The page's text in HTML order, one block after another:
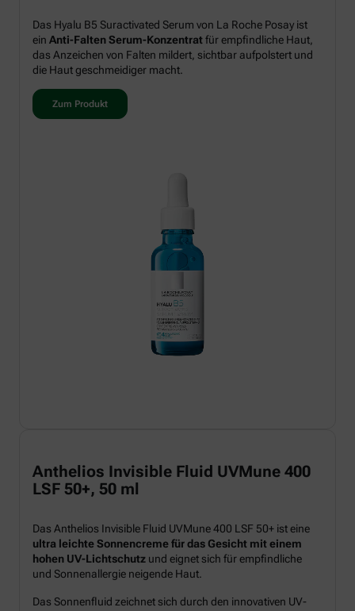
Das Hyalu B5 Suractivated Serum von La Roche Posay ist
ein Anti-Falten Serum-Konzentratfür empfindliche Haut,
das Anzeichen von Falten mildert, sichtbar aufpolstert und
die Haut geschmeidiger macht.
Zum Produkt
Anthelios Invisible Fluid UVMune 400
LSF 50+, 50 ml
Das Anthelios Invisible Fluid UVMune 400 LSF 50+ ist eine
ultra leichte Sonnencreme für das Gesicht mit einem
hohen UV-Lichtschutz und eignet sich für empfindliche
und Sonnenallergie neigende Haut.
Das Sonnenfluid zeichnet sich durch den innovativen UV-